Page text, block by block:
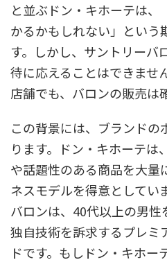
と並ぶドン・キホーテは、
かるかもしれない」という
す。しかし、サントリーバ
待に応えることはできませ
店舗でも、バロンの販売は
この背景には、ブランド
ります。ドン・キホーテは
や話題性のある商品を大量
ネスモデルを得意としてい
バロンは、40代以上の男性
独自技術を訴求するプレミ
ドです。もしドン・キホー